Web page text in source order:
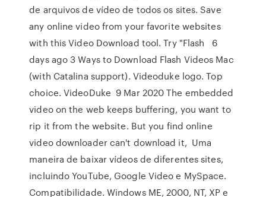
de arquivos de vídeo de todos os sites. Save
any online video from your favorite websites
with this Video Download tool. Try "Flash 6
days ago 3 Ways to Download Flash Videos Mac
(with Catalina support). Videoduke logo. Top
choice. VideoDuke 9 Mar 2020 The embedded
video on the web keeps buffering, you want to
rip it from the website. But you find online
video downloader can't download it, Uma
maneira de baixar vídeos de diferentes sites,
incluindo YouTube, Google Video e MySpace.
Compatibilidade. Windows ME, 2000, NT, XP e